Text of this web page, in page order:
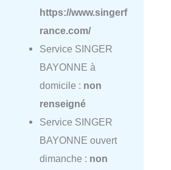
https://www.singerf
rance.com/
Service SINGER
BAYONNE à
domicile : non
renseigné
Service SINGER
BAYONNE ouvert
dimanche : non